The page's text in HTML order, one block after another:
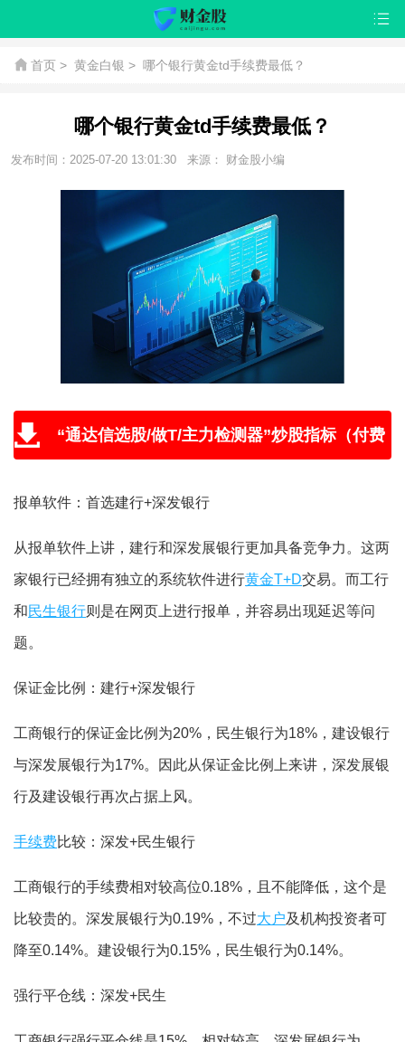
首页 > 黄金白银 > 哪个银行黄金td手续费最低？
哪个银行黄金td手续费最低？
发布时间：2025-07-20 13:01:30 来源： 财金股小编
“通达信选股/做T/主力检测器”炒股指标（付费
报单软件：首选建行+深发银行
从报单软件上讲，建行和深发展银行更加具备竞争力。这两
家银行已经拥有独立的系统软件进行黄金T+D交易。而工行
和民生银行则是在网页上进行报单，并容易出现延迟等问
题。
保证金比例：建行+深发银行
工商银行的保证金比例为20%，民生银行为18%，建设银行
与深发展银行为17%。因此从保证金比例上来讲，深发展银
行及建设银行再次占据上风。
手续费比较：深发+民生银行
工商银行的手续费相对较高位0.18%，且不能降低，这个是
比较贵的。深发展银行为0.19%，不过大户及机构投资者可
降至0.14%。建设银行为0.15%，民生银行为0.14%。
强行平仓线：深发+民生